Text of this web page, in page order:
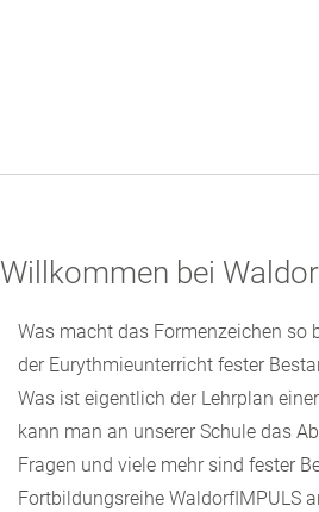
Willkommen bei
Was macht das Formenzeichen so
der Eurythmieunterricht fester
Was ist eigentlich der Lehrplan
kann man an unserer Schule das
Fragen und viele mehr sind fester
Fortbildungsreihe WaldorfIMPULS